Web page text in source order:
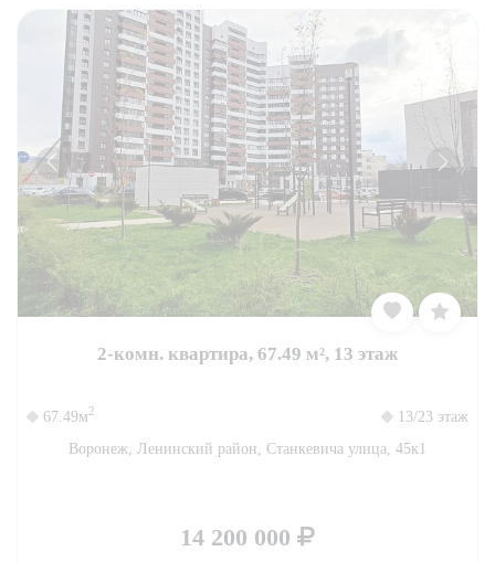
2-комн. квартира, 67.49 м², 13 этаж
67.49м2
13/23 этаж
Воронеж, Ленинский район, Станкевича улица, 45к1
14 200 000